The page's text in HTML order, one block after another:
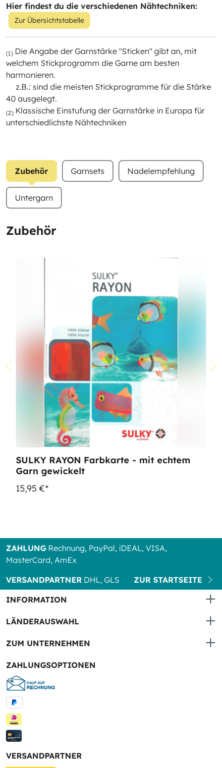
Hier findest du die verschiedenen Nähtechniken:
Zur Übersichtstabelle
(1) Die Angabe der Garnstärke "Sticken" gibt an, mit
welchem Stickprogramm die Garne am besten
harmonieren.
z.B.: sind die meisten Stickprogramme für die Stärke
40 ausgelegt.
(2) Klassische Einstufung der Garnstärke in Europa für
unterschiedlichste Nähtechniken
Zubehör Garnsets Nadelempfehlung
Untergarn
Zubehör
SULKY RAYON Farbkarte - mit echtem
Garn gewickelt
15,95 €*
ZAHLUNG Rechnung, PayPal, iDEAL, VISA,
MasterCard, AmEx
VERSANDPARTNER DHL, GLS
ZUR STARTSEITE
INFORMATION
LÄNDERAUSWAHL
ZUM UNTERNEHMEN
ZAHLUNGSOPTIONEN
VERSANDPARTNER